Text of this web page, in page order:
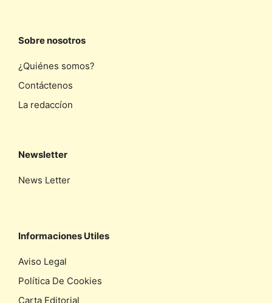
Sobre nosotros
¿Quiénes somos?
Contáctenos
La redaccíon
Newsletter
News Letter
Informaciones Utiles
Aviso Legal
Política De Cookies
Carta Editorial